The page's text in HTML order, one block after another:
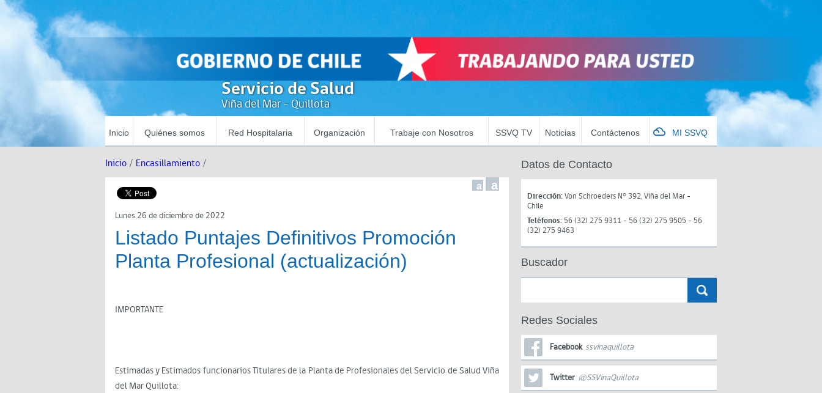
Servicio de Salud
Viña del Mar - Quillota
Inicio Quiénes somos Red Hospitalaria Organización Trabaje con Nosotros SSVQ TV Noticias Contáctenos MI SSVQ
Inicio / Encasillamiento /
a a
Lunes 26 de diciembre de 2022
Listado Puntajes Definitivos Promoción
Planta Profesional (actualización)
IMPORTANTE
Estimadas y Estimados funcionarios Titulares de la Planta de Profesionales del Servicio de Salud Viña
del Mar Quillota:
Datos de Contacto
Dirección:Von Schroeders N° 392, Viña del Mar -
Chile
Teléfonos: 56 (32) 275 9311 - 56 (32) 275 9505 - 56
(32) 275 9463
Buscador
Redes Sociales
Facebook ssvinaquillota
Twitter @SSVinaQuillota